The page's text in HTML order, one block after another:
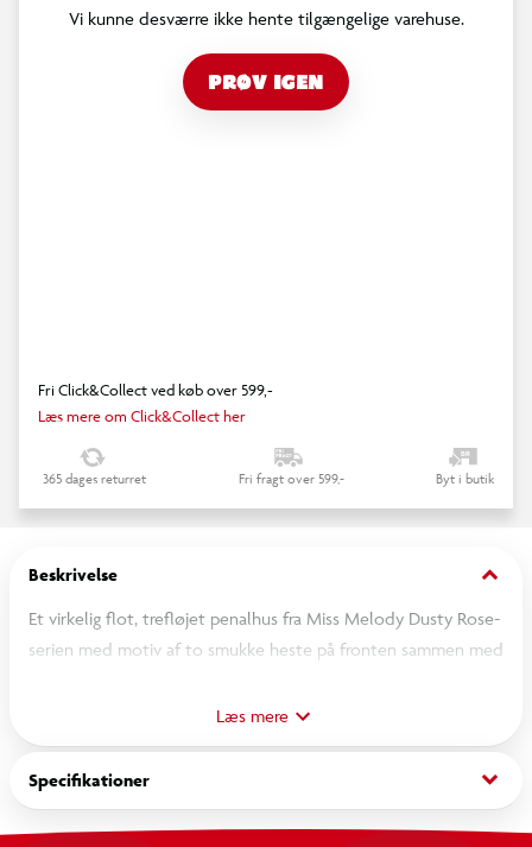
Vi kunne desværre ikke hente tilgængelige varehuse.
PRØV IGEN
Fri Click&Collect ved køb over 599,-
Læs mere om Click&Collect her
365 dages returret Fri fragt over 599,- Byt i butik
Beskrivelse keyboard_arrow_down
Et virkelig flot, trefløjet penalhus fra Miss Melody Dusty Rose-
serien med motiv af to smukke heste på fronten sammen med
kunstigt læder på siden. Penalhuset indeholder tre store rum,
der er fyldt med alt, man skal bruge til at tegne og skrive med
både i skolen og derhjemme, som bla. saks, lim, lineal,
viskelæder, blyantspidser, blyanter, 18 farveblyanter og
farvetuscher og meget mere.
Læs mere
Specifikationer keyboard_arrow_down